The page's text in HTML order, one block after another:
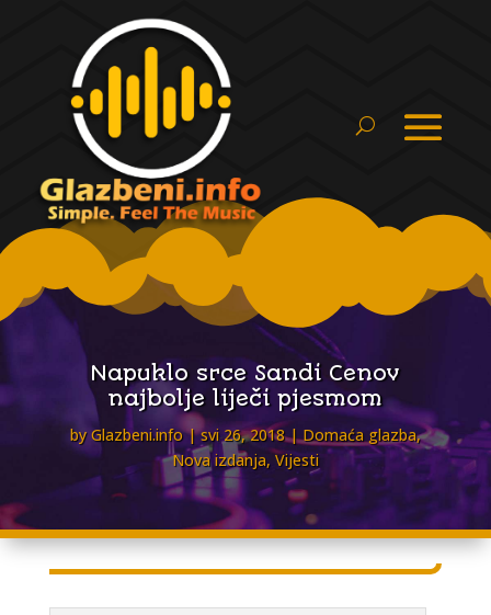
Napuklo srce Sandi Cenov
najbolje liječi pjesmom
byGlazbeni.info svi 26, 2018 Domaća glazba,
Nova izdanja, Vijesti